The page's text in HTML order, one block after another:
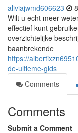
aliviajwmd606623
Wilt u echt meer
effectief kunt
overzichtelijke
baanbrekende
https://
de-ultieme-gids
Comments
Comments
Submit a Comment